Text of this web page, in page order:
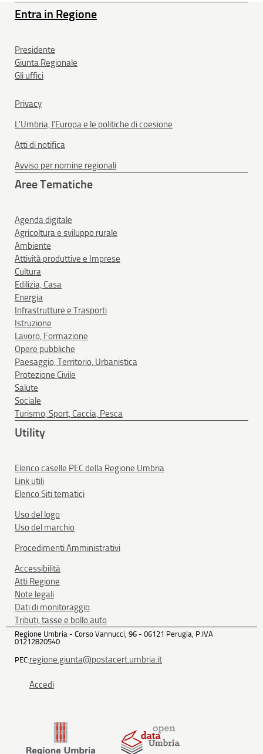
Entra in Regione
Presidente
Giunta Regionale
Gli uffici
Privacy
L'Umbria, l'Europa e le politiche di coesione
Atti di notifica
Avviso per nomine regionali
Aree Tematiche
Agenda digitale
Agricoltura e sviluppo rurale
Ambiente
Attività produttive e Imprese
Cultura
Edilizia, Casa
Energia
Infrastrutture e Trasporti
Istruzione
Lavoro, Formazione
Opere pubbliche
Paesaggio, Territorio, Urbanistica
Protezione Civile
Salute
Sociale
Turismo, Sport, Caccia, Pesca
Utility
Elenco caselle PEC della Regione Umbria
Link utili
Elenco Siti tematici
Uso del logo
Uso del marchio
Procedimenti Amministrativi
Accessibilità
Atti Regione
Note legali
Dati di monitoraggio
Tributi, tasse e bollo auto
Regione Umbria - Corso Vannucci, 96 - 06121 Perugia, P.IVA
01212820540
PEC:regione.giunta@postacert.umbria.it
Accedi